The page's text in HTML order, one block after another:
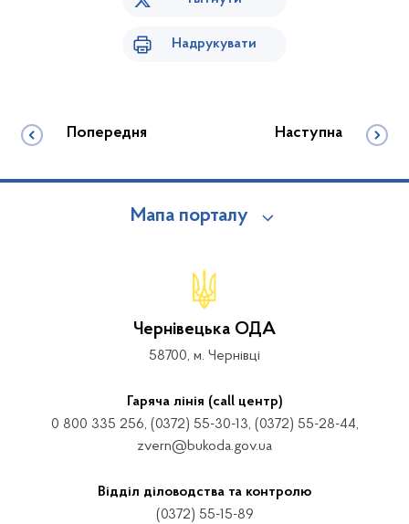
Надрукувати
Попередня Наступна
Мапа порталу
Чернівецька ОДА
58700, м. Чернівці
Гаряча лінія (call центр)
0 800 335 256, (0372) 55-30-13, (0372) 55-28-44,
zvern@bukoda.gov.ua
Відділ діловодства та контролю
(0372) 55-15-89